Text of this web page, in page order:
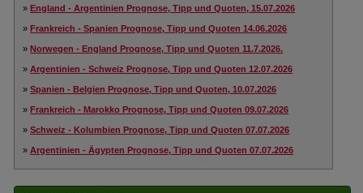
»England - Argentinien Prognose, Tipp und Quoten, 15.07.2026
»Frankreich - Spanien Prognose, Tipp und Quoten 14.06.2026
»Norwegen - England Prognose, Tipp und Quoten 11.7.2026.
»Argentinien - Schweiz Prognose, Tipp und Quoten 12.07.2026
»Spanien - Belgien Prognose, Tipp und Quoten, 10.07.2026
»Frankreich - Marokko Prognose, Tipp und Quoten 09.07.2026
»Schweiz - Kolumbien Prognose, Tipp und Quoten 07.07.2026
»Argentinien - Ägypten Prognose, Tipp und Quoten 07.07.2026